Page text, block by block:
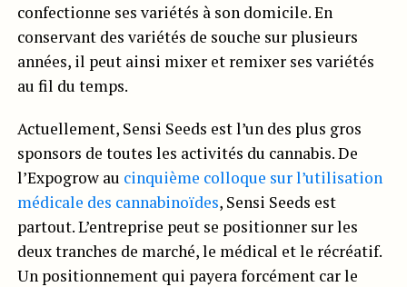
confectionne ses variétés à son domicile. En
conservant des variétés de souche sur plusieurs
années, il peut ainsi mixer et remixer ses variétés
au fil du temps.
Actuellement, Sensi Seeds est l’un des plus gros
sponsors de toutes les activités du cannabis. De
l’Expogrow au cinquième colloque sur l’utilisation
médicale des cannabinoïdes, Sensi Seeds est
partout. L’entreprise peut se positionner sur les
deux tranches de marché, le médical et le récréatif.
Un positionnement qui payera forcément car le